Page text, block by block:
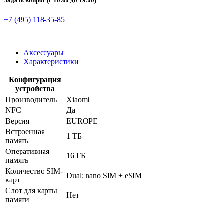
+7 (495) 118-35-85
Аксессуары
Характеристики
Конфигурация
устройства
Производитель
Xiaomi
NFC
Да
Версия
EUROPE
Встроенная
память
1 ТБ
Оперативная
память
16 ГБ
Количество SIM-
карт
Dual: nano SIM + eSIM
Слот для карты
памяти
Нет